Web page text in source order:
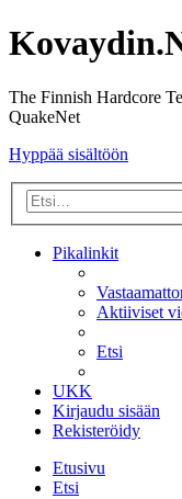
The Finnish Hardcore
QuakeNet
Hyppää sisältöön
Pikalinkit
Aktiiviset
Etsi
UKK
Kirjaudu sisään
Rekisteröidy
Etusivu
Etsi